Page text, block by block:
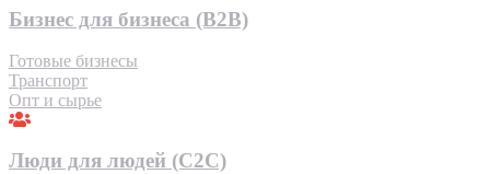
Бизнес для бизнеса (B2B)
Готовые бизнесы
Транспорт
Опт и сырье
Люди для людей (С2С)